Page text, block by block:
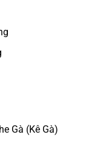
Gà (Kê Gà)